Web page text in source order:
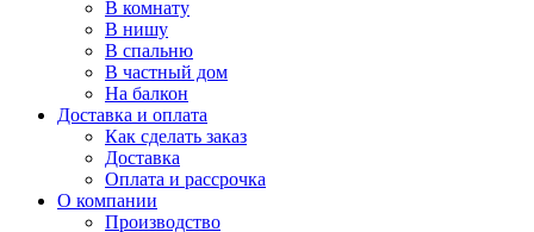
В комнату
В нишу
В спальню
В частный дом
На балкон
Доставка и оплата
Как сделать заказ
Доставка
Оплата и рассрочка
О компании
Производство